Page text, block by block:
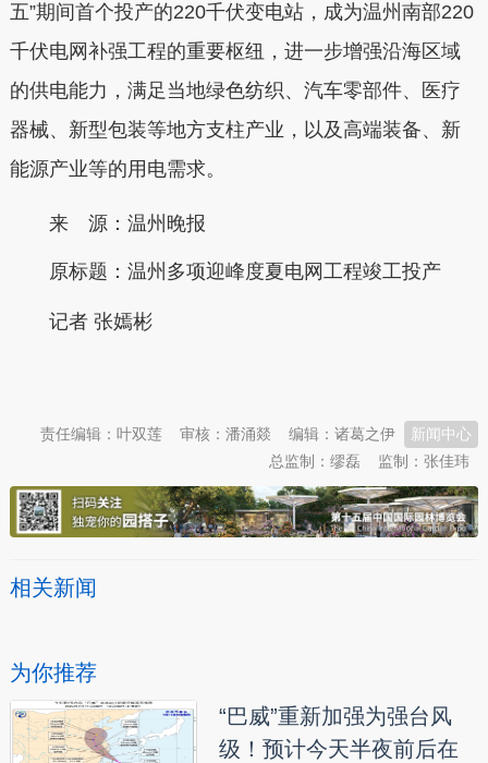
五”期间首个投产的220千伏变电站，成为温州南部220
千伏电网补强工程的重要枢纽，进一步增强沿海区域
的供电能力，满足当地绿色纺织、汽车零部件、医疗
器械、新型包装等地方支柱产业，以及高端装备、新
能源产业等的用电需求。
来 源：温州晚报
原标题： 温州多项迎峰度夏电网工程竣工投产
记者 张嫣彬
新闻中心
编辑：诸葛之伊
审核：潘涌燚
责任编辑：叶双莲
监制：张佳玮
总监制：缪磊
相关新闻
为你推荐
“巴威”重新加强为强台风
级！预计今天半夜前后在